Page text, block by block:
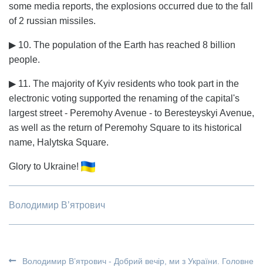
some media reports, the explosions occurred due to the fall
of 2 russian missiles.
▶ 10. The population of the Earth has reached 8 billion
people.
▶ 11. The majority of Kyiv residents who took part in the
electronic voting supported the renaming of the capital's
largest street - Peremohy Avenue - to Beresteyskyi Avenue,
as well as the return of Peremohy Square to its historical
name, Halytska Square.
Glory to Ukraine!
Володимир В’ятрович
Володимир В’ятрович - Добрий вечір, ми з України. Головне